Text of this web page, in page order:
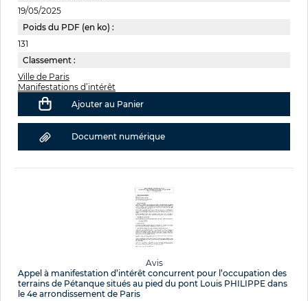
19/05/2025
Poids du PDF (en ko) :
131
Classement :
Ville de Paris
Manifestations d’intérêt
Ajouter au Panier
Document numérique
Avis
Appel à manifestation d’intérêt concurrent pour l’occupation des
terrains de Pétanque situés au pied du pont Louis PHILIPPE dans
le 4e arrondissement de Paris